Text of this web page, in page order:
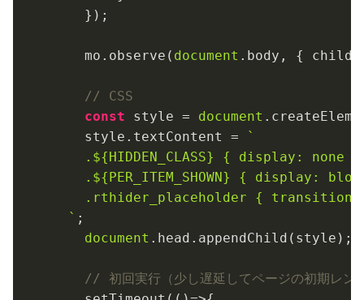
    });
    mo.observe(
document .body, {
// CSS
const style = document
    style.textContent =
`
    .
${HIDDEN_CLASS}
{ display: none
    .
${PER_ITEM_SHOWN}
{ display:
.rthider_placeholder {
  `
;
document .head.appendChild(style);
// 初回実行（少し遅延してページの初期レン